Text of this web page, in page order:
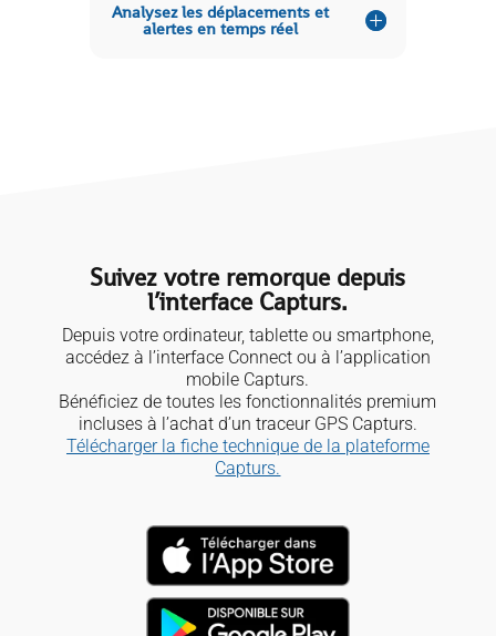
Analysez les déplacements et
alertes en temps réel
Suivez votre remorque depuis
l’interface Capturs.
Depuis votre ordinateur, tablette ou smartphone,
accédez à l’interface Connect ou à l’application
mobile Capturs.
Bénéficiez de toutes les fonctionnalités premium
incluses à l’achat d’un traceur GPS Capturs.
Télécharger la fiche technique de la plateforme
Capturs.